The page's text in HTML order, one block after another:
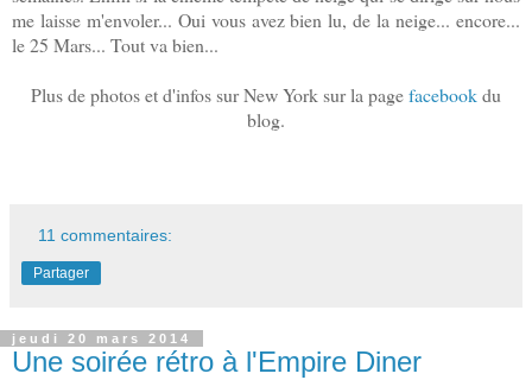
me laisse m'envoler... Oui vous avez bien lu, de la neige... encore...
le 25 Mars... Tout va bien...
Plus de photos et d'infos sur New York sur la pagefacebookdu
blog.
11 commentaires:
Partager
jeudi 20 mars 2014
Une soirée rétro à l'Empire Diner